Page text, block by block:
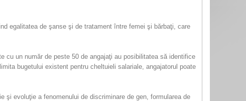
egalitatea de şanse şi de tratament între femei şi bărbaţi, care
cu un număr de peste 50 de angajaţi au posibilitatea să identifice
bugetului existent pentru cheltuieli salariale, angajatorul poate
şi evoluţie a fenomenului de discriminare de gen, formularea de